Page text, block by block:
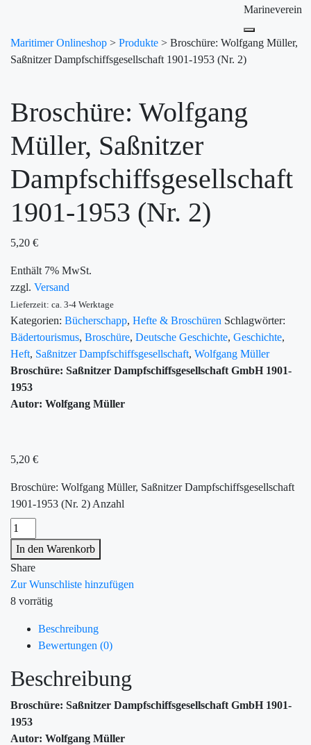
Marineverein
Maritimer Onlineshop > Produkte > Broschüre: Wolfgang Müller,
Saßnitzer Dampfschiffsgesellschaft 1901-1953 (Nr. 2)
Broschüre: Wolfgang
Müller, Saßnitzer
Dampfschiffsgesellschaft
1901-1953 (Nr. 2)
5,20 €
Enthält 7% MwSt.
zzgl. Versand
Lieferzeit: ca. 3-4 Werktage
Kategorien: Bücherschapp, Hefte & Broschüren Schlagwörter:
Bädertourismus, Broschüre, Deutsche Geschichte, Geschichte,
Heft, Saßnitzer Dampfschiffsgesellschaft, Wolfgang Müller
Broschüre: Saßnitzer Dampfschiffsgesellschaft GmbH 1901-
1953
Autor: Wolfgang Müller
5,20 €
Broschüre: Wolfgang Müller, Saßnitzer Dampfschiffsgesellschaft
1901-1953 (Nr. 2) Anzahl
In den Warenkorb
Share
Zur Wunschliste hinzufügen
8 vorrätig
Beschreibung
Bewertungen (0)
Beschreibung
Broschüre: Saßnitzer Dampfschiffsgesellschaft GmbH 1901-
1953
Autor: Wolfgang Müller